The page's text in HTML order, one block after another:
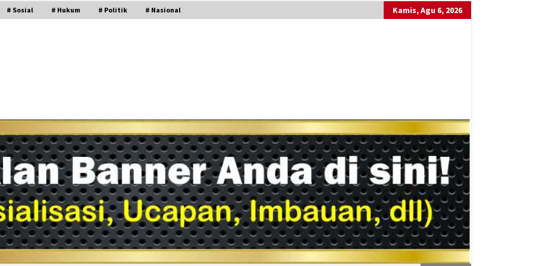
# Sosial # Hukum # Politik # Nasional Kamis, Agu 6, 2026